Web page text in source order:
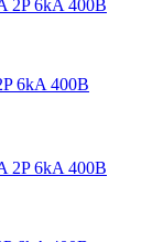
6kA 400В